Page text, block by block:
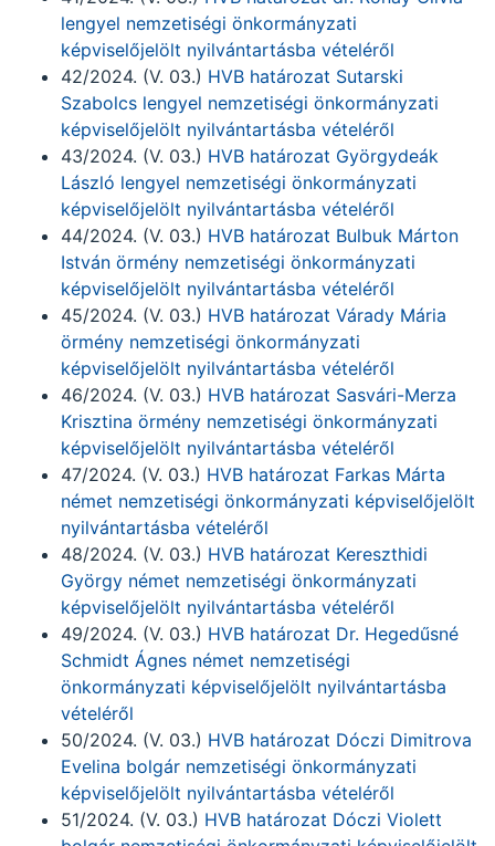
lengyel nemzetiségi önkormányzati
képviselőjelölt nyilvántartásba vételéről
42/2024. (V. 03.) HVB határozat Sutarski
Szabolcs lengyel nemzetiségi önkormányzati
képviselőjelölt nyilvántartásba vételéről
43/2024. (V. 03.) HVB határozat Györgydeák
László lengyel nemzetiségi önkormányzati
képviselőjelölt nyilvántartásba vételéről
44/2024. (V. 03.) HVB határozat Bulbuk Márton
István örmény nemzetiségi önkormányzati
képviselőjelölt nyilvántartásba vételéről
45/2024. (V. 03.) HVB határozat Várady Mária
örmény nemzetiségi önkormányzati
képviselőjelölt nyilvántartásba vételéről
46/2024. (V. 03.) HVB határozat Sasvári-Merza
Krisztina örmény nemzetiségi önkormányzati
képviselőjelölt nyilvántartásba vételéről
47/2024. (V. 03.) HVB határozat Farkas Márta
német nemzetiségi önkormányzati képviselőjelölt
nyilvántartásba vételéről
48/2024. (V. 03.) HVB határozat Kereszthidi
György német nemzetiségi önkormányzati
képviselőjelölt nyilvántartásba vételéről
49/2024. (V. 03.) HVB határozat Dr. Hegedűsné
Schmidt Ágnes német nemzetiségi
önkormányzati képviselőjelölt nyilvántartásba
vételéről
50/2024. (V. 03.) HVB határozat Dóczi Dimitrova
Evelina bolgár nemzetiségi önkormányzati
képviselőjelölt nyilvántartásba vételéről
51/2024. (V. 03.) HVB határozat Dóczi Violett